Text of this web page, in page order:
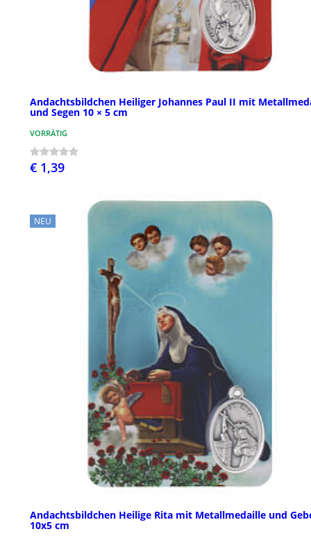
Andachtsbildchen Heiliger Johannes Paul II mit
und Segen 10 × 5 cm
VORRÄTIG
€ 1,39
NEU
Andachtsbildchen Heilige Rita mit Metallmedaille und
10x5 cm